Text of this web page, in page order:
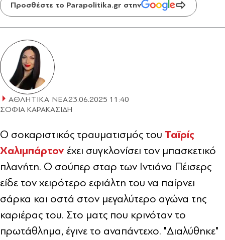
Προσθέστε το Parapolitika.gr στην
ΑΘΛΗΤΙΚΑ ΝΕΑ23.06.2025 11:40
ΣΟΦΙΑ ΚΑΡΑΚΑΣΙΔΗ
O σοκαριστικός τραυματισμός του Ταϊρίς
Χαλιμπάρτον έχει συγκλονίσει τον μπασκετικό
πλανήτη. Ο σούπερ σταρ των Ιντιάνα Πέισερς
είδε τον χειρότερο εφιάλτη του να παίρνει
σάρκα και οστά στον μεγαλύτερο αγώνα της
καριέρας του. Στο ματς που κρινόταν το
πρωτάθλημα, έγινε το αναπάντεχο. "Διαλύθηκε"